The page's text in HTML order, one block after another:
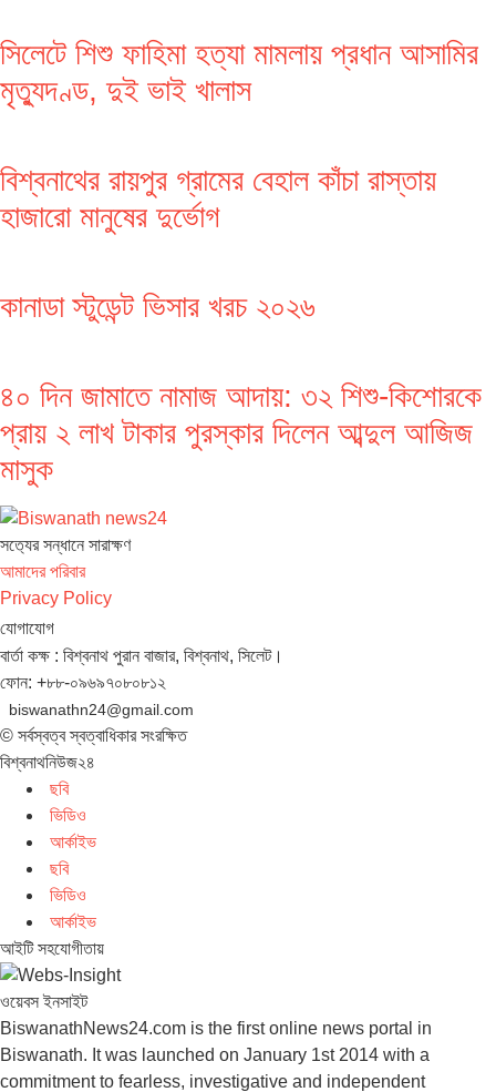
সিলেটে শিশু ফাহিমা হত্যা মামলায় প্রধান আসামির
মৃত্যুদণ্ড, দুই ভাই খালাস
বিশ্বনাথের রায়পুর গ্রামের বেহাল কাঁচা রাস্তায়
হাজারো মানুষের দুর্ভোগ
কানাডা স্টুডেন্ট ভিসার খরচ ২০২৬
৪০ দিন জামাতে নামাজ আদায়: ৩২ শিশু-কিশোরকে
প্রায় ২ লাখ টাকার পুরস্কার দিলেন আব্দুল আজিজ
মাসুক
সত‌্যের সন্ধানে সারাক্ষণ
আমাদের পরিবার
Privacy Policy
যোগাযোগ
বার্তা কক্ষ : বিশ্বনাথ পুরান বাজার, বিশ্বনাথ, সিলেট।
ফোন: +৮৮-০৯৬৯৭০৮০৮১২
biswanathn24@gmail.com
© সর্বস্বত্ব স্বত্বাধিকার সংরক্ষিত
বিশ্বনাথনিউজ২৪
ছবি
ভিডিও
আর্কাইভ
ছবি
ভিডিও
আর্কাইভ
আইটি সহযোগীতায়
ওয়েবস ইনসাইট
BiswanathNews24.com is the first online news portal in
Biswanath. It was launched on January 1st 2014 with a
commitment to fearless, investigative and independent